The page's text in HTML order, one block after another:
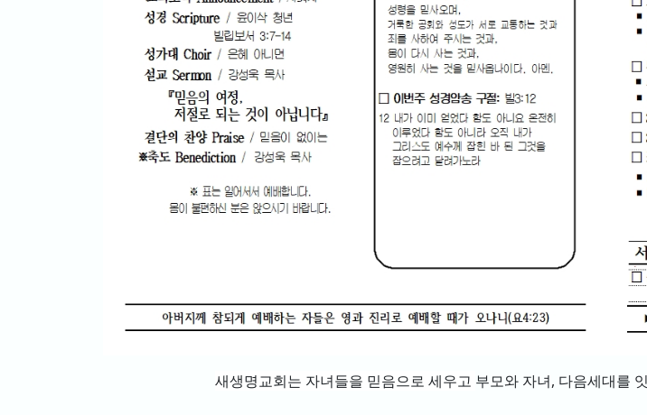
새생명교회는 자녀들을 믿음으로 세우고 부모와 자녀, 다음세대를